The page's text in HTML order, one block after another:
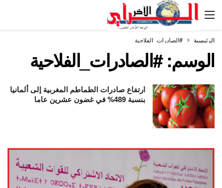
الرئيسية #الصادرات_الفلاحية
الوسم:#الصادرات_الفلاحية
ارتفاع صادرات الطماطم المغربية إلى ألمانيا
بنسبة 489% في غضون عشرين عاما